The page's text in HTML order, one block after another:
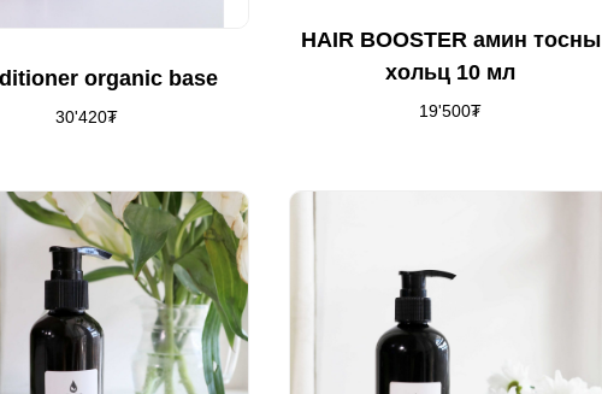
organic base
30'420₮
HAIR BOOSTER амин тосны
хольц 10 мл
19'500₮